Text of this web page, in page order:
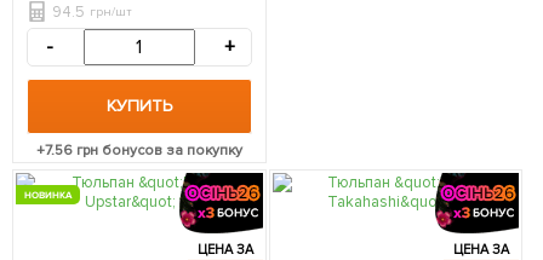
94.5 грн/шт
- +
КУПИТЬ
+7.56 грн бонусов за покупку
ЦЕНА ЗА
НОВИНКА
ЦЕНА ЗА